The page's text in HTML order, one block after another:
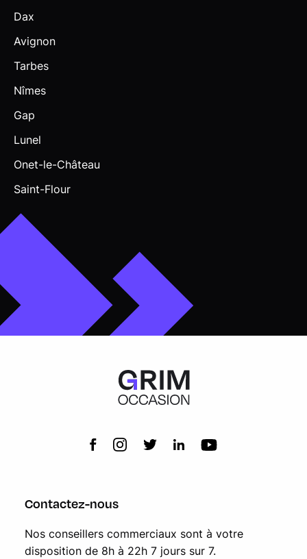
Dax
Avignon
Tarbes
Nîmes
Gap
Lunel
Onet-le-Château
Saint-Flour
Contactez-nous
Nos conseillers commerciaux sont à votre
disposition de 8h à 22h 7 jours sur 7.